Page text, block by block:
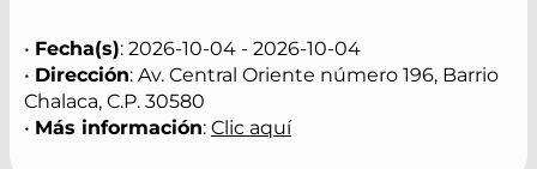
• Fecha(s): 2026-10-04 - 2026-10-04
• Dirección: Av. Central Oriente número 196, Barrio
Chalaca, C.P. 30580
• Más información: Clic aquí